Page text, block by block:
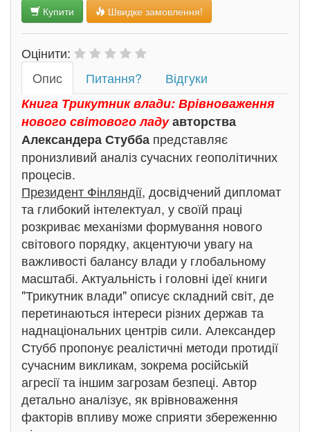
Купити Швидке замовлення!
Оцінити:
Oпис
Питання?
Відгуки
Книга Трикутник влади: Врівноваження
нового світового ладуавторства
Александера Стубба представляє
пронизливий аналіз сучасних геополітичних
процесів.
Президент Фінляндії, досвідчений дипломат
та глибокий інтелектуал, у своїй праці
розкриває механізми формування нового
світового порядку, акцентуючи увагу на
важливості балансу влади у глобальному
масштабі. Актуальність і головні ідеї книги
"Трикутник влади" описує складний світ, де
перетинаються інтереси різних держав та
наднаціональних центрів сили. Александер
Стубб пропонує реалістичні методи протидії
сучасним викликам, зокрема російській
агресії та іншим загрозам безпеці. Автор
детально аналізує, як врівноваження
факторів впливу може сприяти збереженню